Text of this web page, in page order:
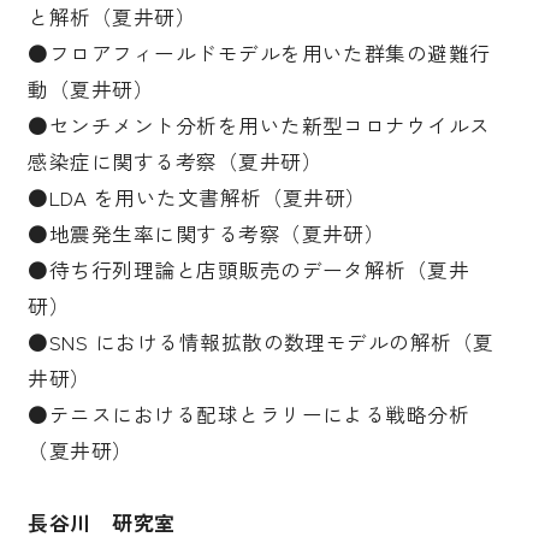
と解析（夏井研）
●フロアフィールドモデルを用いた群集の避難行
動（夏井研）
●センチメント分析を用いた新型コロナウイルス
感染症に関する考察（夏井研）
●LDA を用いた文書解析（夏井研）
●地震発生率に関する考察（夏井研）
●待ち行列理論と店頭販売のデータ解析（夏井
研）
●SNS における情報拡散の数理モデルの解析（夏
井研）
●テニスにおける配球とラリーによる戦略分析
（夏井研）
長谷川 研究室